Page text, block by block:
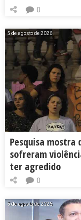
0
5 de agosto de 2026
Pesquisa mostra
sofreram
ter agredido
0
5 de agosto de 2026